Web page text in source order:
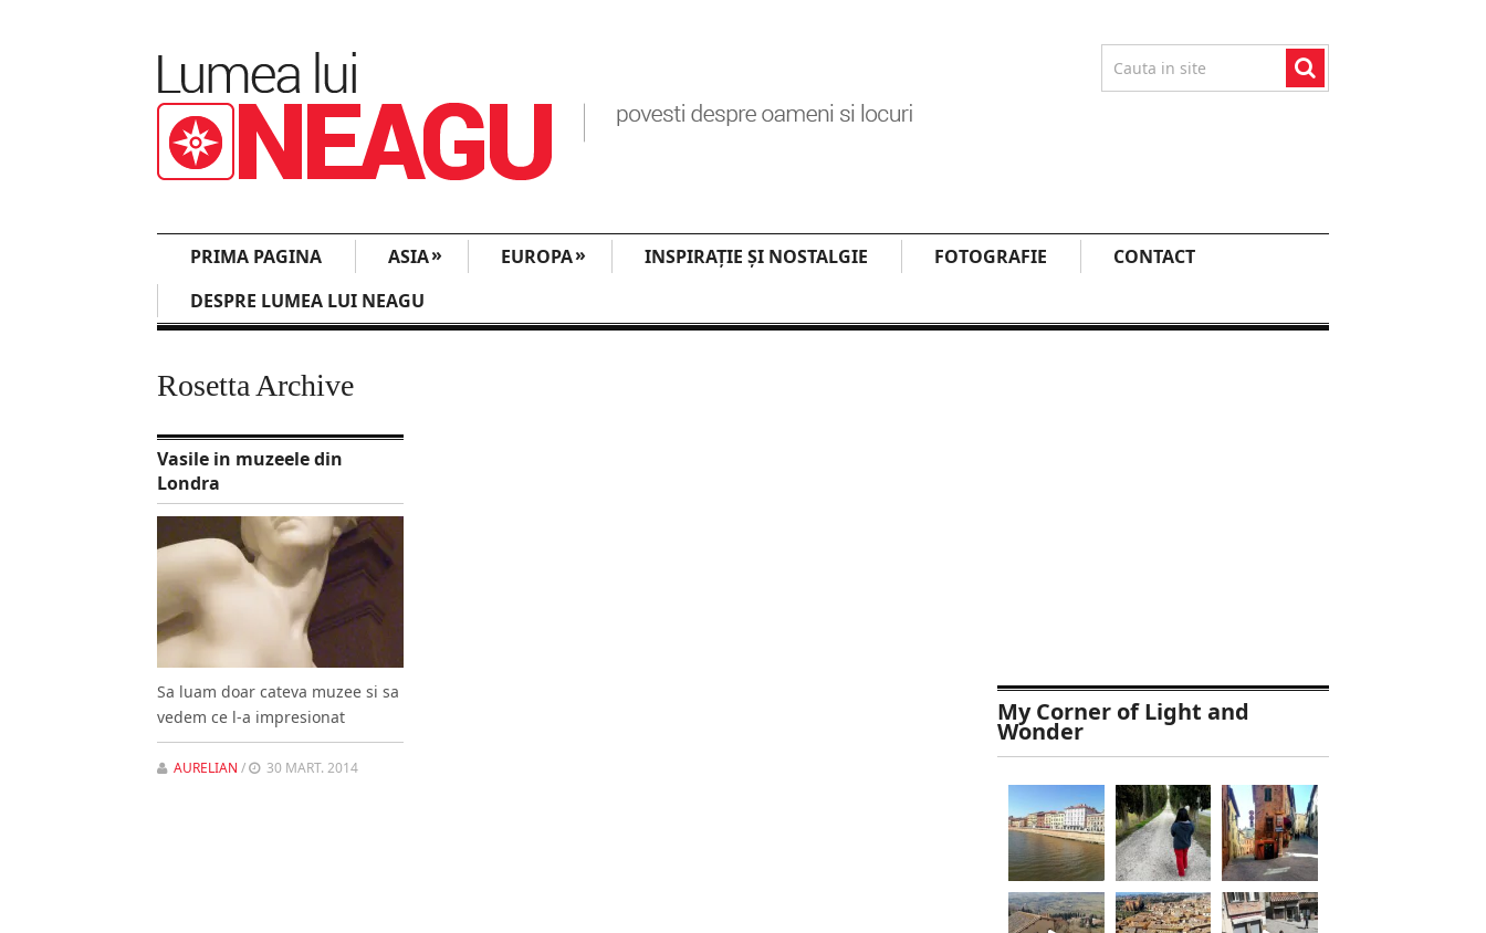
PRIMA PAGINA ASIA» EUROPA» INSPIRAŢIE ŞI NOSTALGIE FOTOGRAFIE
CONTACT
DESPRE LUMEA LUI NEAGU
Rosetta Archive
Vasile in muzeele din
Londra
Sa luam doar cateva muzee si sa
vedem ce l-a impresionat
AURELIAN / 30 MART. 2014
My Corner of Light and
Wonder